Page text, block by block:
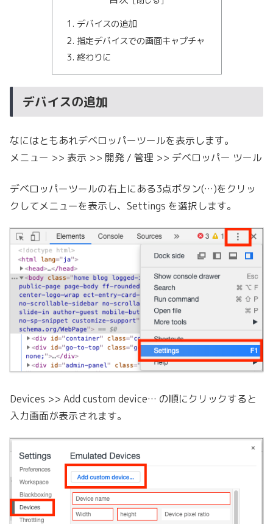
デバイスの追加
指定デバイスでの画面キャプチャ
終わりに
デバイスの追加
なにはともあれデベロッパーツールを表示します。
メニュー >> 表示 >> 開発 / 管理 >> デベロッパー ツール
デベロッパーツールの右上にある3点ボタン(…)をクリッ
クしてメニューを表示し、Settings を選択します。
Devices >> Add custom device… の順にクリックすると
入力画面が表示されます。